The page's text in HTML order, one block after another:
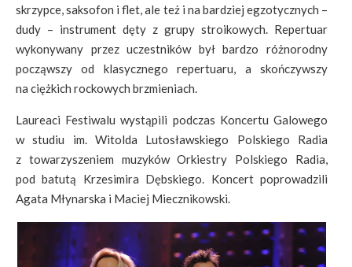
skrzypce, saksofon i flet, ale też i na bardziej egzotycznych –
dudy – instrument dęty z grupy stroikowych. Repertuar
wykonywany przez uczestników był bardzo różnorodny
począwszy od klasycznego repertuaru, a skończywszy
na ciężkich rockowych brzmieniach.
Laureaci Festiwalu wystąpili podczas Koncertu Galowego
w studiu im. Witolda Lutosławskiego Polskiego Radia
z towarzyszeniem muzyków Orkiestry Polskiego Radia,
pod batutą Krzesimira Dębskiego. Koncert poprowadzili
Agata Młynarska i Maciej Miecznikowski.